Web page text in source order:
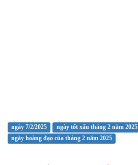
ngày 7/2/2025
ngày tốt xấu tháng 2 năm 2025
ngày hoàng đạo của tháng 2 năm 2025